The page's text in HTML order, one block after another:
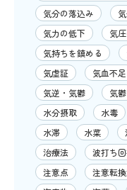
気分の落込み
気力の低下
気
気持ちを鎮める
気虚証
気血不足
気逆・気鬱
気鬱
水分摂取
水毒
水滞
水菜
治療法
波打ち
注意点
注意転